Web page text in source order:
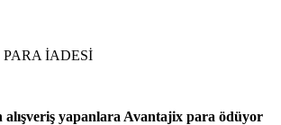
PARA İADESİ
alışveriş yapanlara Avantajix para ödüyor